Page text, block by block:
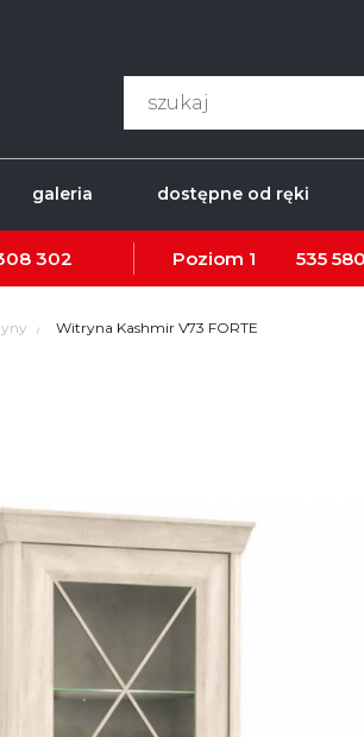
galeria dostępne od ręki
302 Poziom 1 535
Witryna Kashmir V73 FORTE